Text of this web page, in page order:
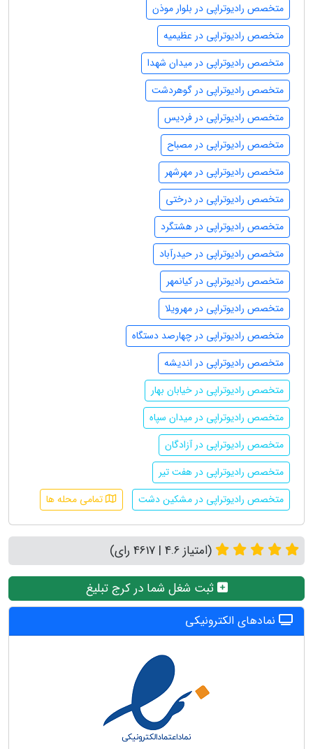
متخصص رادیوتراپی در بلوار موذن
متخصص رادیوتراپی در عظیمیه
متخصص رادیوتراپی در میدان شهدا
متخصص رادیوتراپی در گوهردشت
متخصص رادیوتراپی در فردیس
متخصص رادیوتراپی در مصباح
متخصص رادیوتراپی در مهرشهر
متخصص رادیوتراپی در درختی
متخصص رادیوتراپی در هشتگرد
متخصص رادیوتراپی در حیدرآباد
متخصص رادیوتراپی در کیانمهر
متخصص رادیوتراپی در مهرویلا
متخصص رادیوتراپی در چهارصد دستگاه
متخصص رادیوتراپی در اندیشه
متخصص رادیوتراپی در خیابان بهار
متخصص رادیوتراپی در میدان سپاه
متخصص رادیوتراپی در آزادگان
متخصص رادیوتراپی در هفت تیر
متخصص رادیوتراپی در مشکین دشت
تمامی محله ها
(امتیاز 4.6 | 4617 رای)
ثبت شغل شما در کرج تبلیغ
نمادهای الکترونیکی